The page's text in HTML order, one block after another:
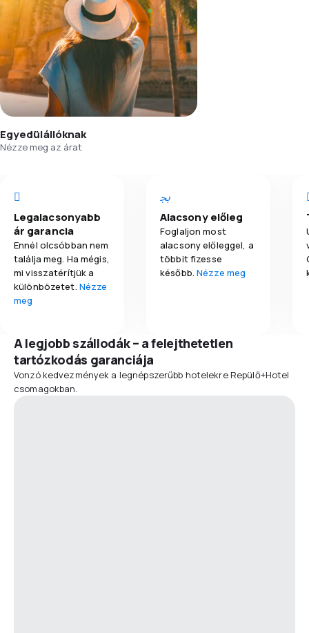
Egyedülállóknak
Nézze meg az árat
Legalacsonyabb
ár garancia
Ennél olcsóbban nem
találja meg. Ha mégis,
mi visszatérítjük a
különbözetet. Nézze
meg
Alacsony előleg
Foglaljon most
alacsony előleggel, a
többit fizesse
később.Nézze meg
A legjobb szállodák – a felejthetetlen
tartózkodás garanciája
Vonzó kedvezmények a legnépszerűbb hotelekre Repülő+Hotel
csomagokban.